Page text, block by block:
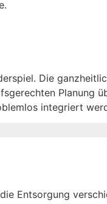
Die
integriert
Entsorgung